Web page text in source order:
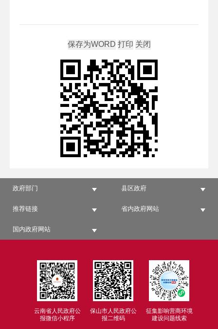
政府部门 县区政府
推荐链接 省内政府网站
国内政府网站
云南省人民政府公
报微信小程序
保山市人民政府公
报二维码
征集影响营商环境
建设问题线索